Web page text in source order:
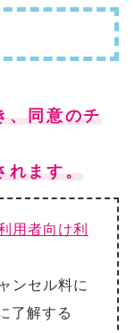
、同意のチ
れます。
用者向け利
ンセル料に
了解する